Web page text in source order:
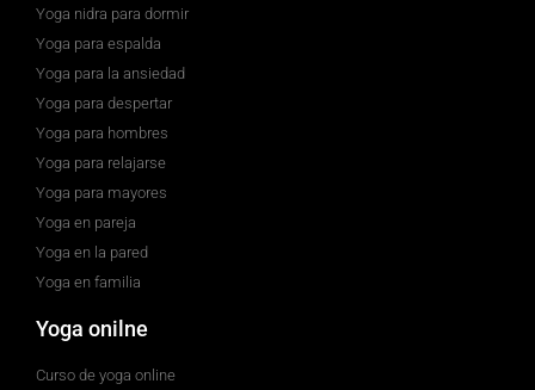
Yoga nidra para dormir
Yoga para espalda
Yoga para la ansiedad
Yoga para despertar
Yoga para hombres
Yoga para relajarse
Yoga para mayores
Yoga en pareja
Yoga en la pared
Yoga en familia
Yoga onilne
Curso de yoga online